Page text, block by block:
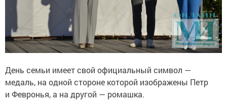
День семьи имеет свой официальный символ —
медаль, на одной стороне которой изображены Петр
и Февронья, а на другой — ромашка.